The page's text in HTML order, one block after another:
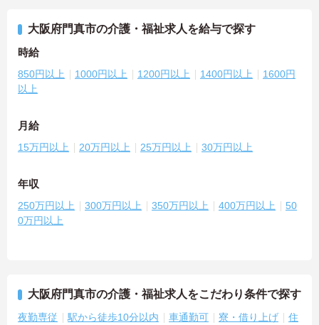
大阪府門真市の介護・福祉求人を給与で探す
時給
850円以上 1000円以上 1200円以上 1400円以上
1600円
以上
月給
15万円以上 20万円以上 25万円以上 30万円以上
年収
250万円以上 300万円以上 350万円以上 400万円以上
50
0万円以上
大阪府門真市の介護・福祉求人をこだわり条件で探す
夜勤専従 駅から徒歩10分以内 車通勤可 寮・借り上げ 住